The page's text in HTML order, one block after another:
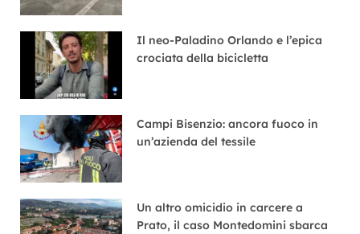
Il neo-Paladino Orlando e l’epica
crociata della bicicletta
Campi Bisenzio: ancora fuoco in
un’azienda del tessile
Un altro omicidio in carcere a
Prato, il caso Montedomini sbarca